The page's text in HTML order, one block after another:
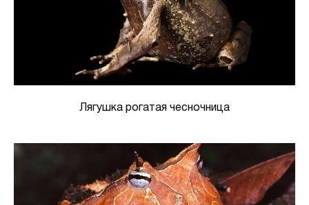
Лягушка рогатая чесночница